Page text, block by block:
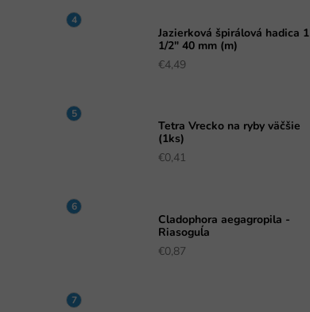
Jazierková špirálová hadica 1
1/2" 40 mm (m)
€4,49
Tetra Vrecko na ryby väčšie
(1ks)
€0,41
Cladophora aegagropila -
Riasoguĺa
€0,87